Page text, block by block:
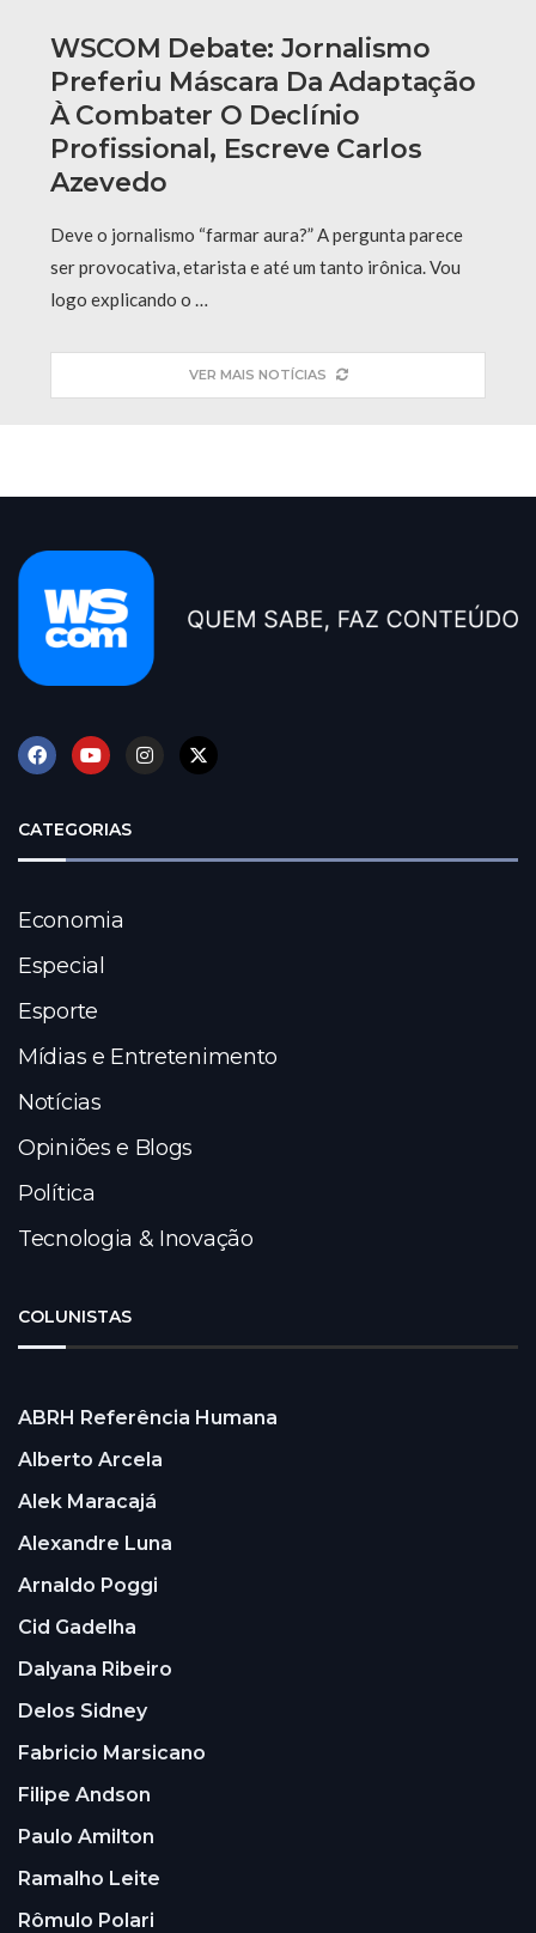
WSCOM Debate: Jornalismo
Preferiu Máscara Da Adaptação
À Combater O Declínio
Profissional, Escreve Carlos
Azevedo
Deve o jornalismo “farmar aura?” A pergunta parece
ser provocativa, etarista e até um tanto irônica. Vou
logo explicando o …
VER MAIS NOTÍCIAS
CATEGORIAS
Economia
Especial
Esporte
Mídias e Entretenimento
Notícias
Opiniões e Blogs
Política
Tecnologia & Inovação
COLUNISTAS
ABRH Referência Humana
Alberto Arcela
Alek Maracajá
Alexandre Luna
Arnaldo Poggi
Cid Gadelha
Dalyana Ribeiro
Delos Sidney
Fabricio Marsicano
Filipe Andson
Paulo Amilton
Ramalho Leite
Rômulo Polari